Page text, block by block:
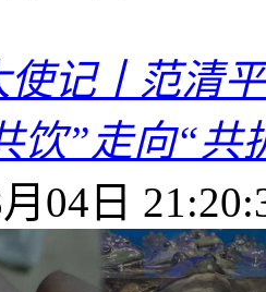
使记丨范清
饮”走向“共
04日